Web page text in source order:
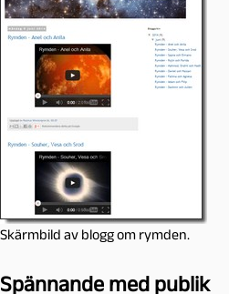
Skärmbild av blogg om rymden.
Spännande med publik